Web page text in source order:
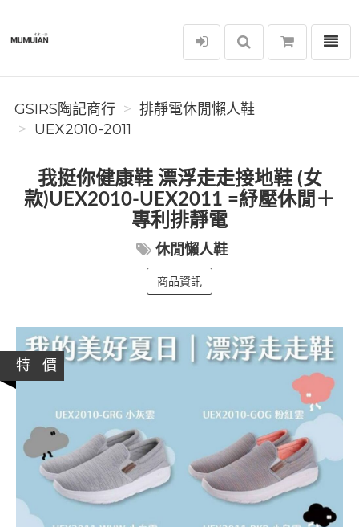
GSIRS陶記商行
選單
GSIRS陶記商行
排靜電休閒懶人鞋
UEX2010-2011
我挺你健康鞋 漂浮走走接地鞋 (女
款)UEX2010-UEX2011 =紓壓休閒＋
專利排靜電
休閒懶人鞋
商品資訊
特 價